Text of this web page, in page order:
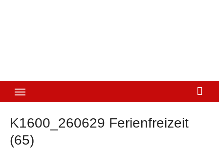
K1600_260629 Ferienfreizeit
(65)